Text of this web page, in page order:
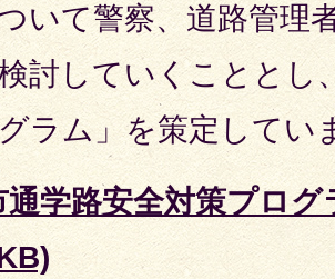
いて警察、道路管理
討していくこととし
ラム」を策定してい
通学路安全対策プロ